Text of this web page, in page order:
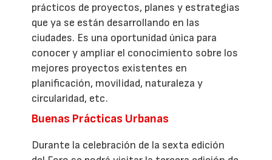
prácticos de proyectos, planes y estrategias
que ya se están desarrollando en las
ciudades. Es una oportunidad única para
conocer y ampliar el conocimiento sobre los
mejores proyectos existentes en
planificación, movilidad, naturaleza y
circularidad, etc.
Buenas Prácticas Urbanas
Durante la celebración de la sexta edición